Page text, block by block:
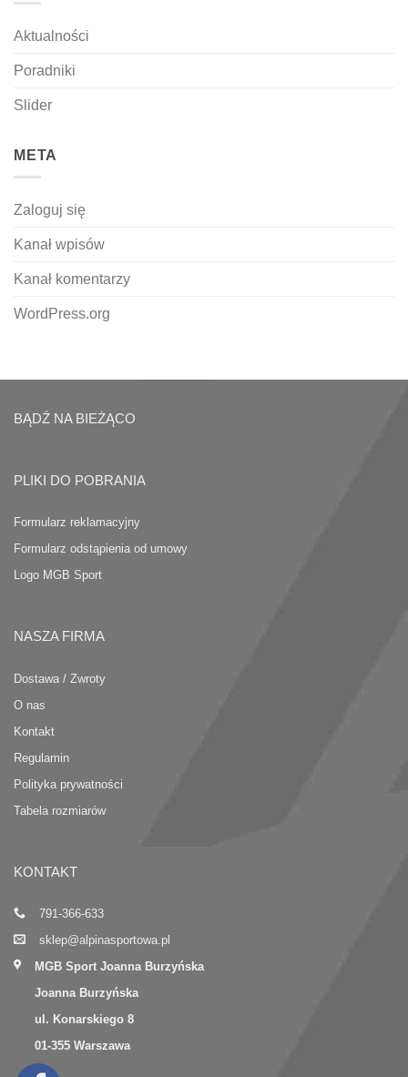
Aktualności
Poradniki
Slider
META
Zaloguj się
Kanał wpisów
Kanał komentarzy
WordPress.org
BĄDŹ NA BIEŻĄCO
PLIKI DO POBRANIA
Formularz reklamacyjny
Formularz odstąpienia od umowy
Logo MGB Sport
NASZA FIRMA
Dostawa / Zwroty
O nas
Kontakt
Regulamin
Polityka prywatności
Tabela rozmiarów
KONTAKT
791-366-633
sklep@alpinasportowa.pl
MGB Sport Joanna Burzyńska
Joanna Burzyńska
ul. Konarskiego 8
01-355 Warszawa